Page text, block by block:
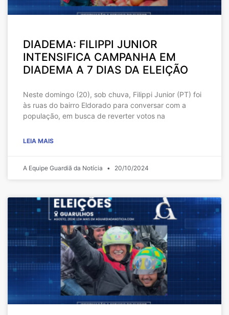
DIADEMA: FILIPPI JUNIOR
INTENSIFICA CAMPANHA EM
DIADEMA A 7 DIAS DA ELEIÇÃO
Neste domingo (20), sob chuva, Filippi Junior (PT) foi
às ruas do bairro Eldorado para conversar com a
população, em busca de reverter votos na
LEIA MAIS
A Equipe Guardiã da Notícia 20/10/2024